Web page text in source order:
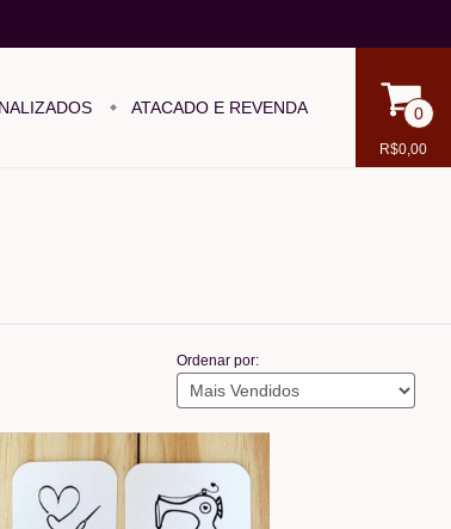
ATACADO E REVENDA 0
R$0,00
Ordenar por: